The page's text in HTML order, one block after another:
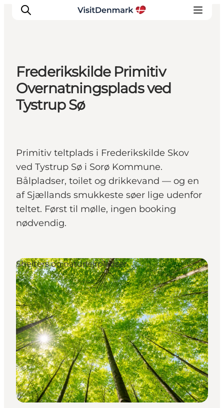
Inspiration
Destinationer
Oplevelser
Frederikskilde Primitiv
Overnatningsplads ved
Tystrup Sø
Primitiv teltplads i Frederikskilde Skov
ved Tystrup Sø i Sorø Kommune.
Bålpladser, toilet og drikkevand — og en
af Sjællands smukkeste søer lige udenfor
teltet. Først til mølle, ingen booking
nødvendig.
Shelters og naturlejrpladser